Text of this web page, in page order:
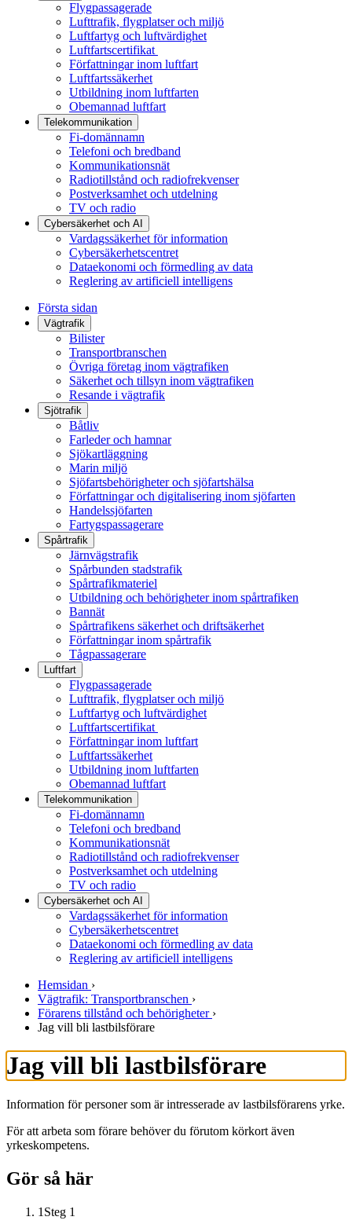
Flygpassagerade
Lufttrafik, flygplatser och miljö
Luftfartyg och luftvärdighet
Luftfartscertifikat
Författningar inom luftfart
Luftfartssäkerhet
Utbildning inom luftfarten
Obemannad luftfart
Telekommunikation
Fi-domännamn
Telefoni och bredband
Kommunikationsnät
Radiotillstånd och radiofrekvenser
Postverksamhet och utdelning
TV och radio
Cybersäkerhet och AI
Vardagssäkerhet för information
Cybersäkerhetscentret
Dataekonomi och förmedling av data
Reglering av artificiell intelligens
Första sidan
Vägtrafik
Bilister
Transportbranschen
Övriga företag inom vägtrafiken
Säkerhet och tillsyn inom vägtrafiken
Resande i vägtrafik
Sjötrafik
Båtliv
Farleder och hamnar
Sjökartläggning
Marin miljö
Sjöfartsbehörigheter och sjöfartshälsa
Författningar och digitalisering inom sjöfarten
Handelssjöfarten
Fartygspassagerare
Spårtrafik
Järnvägstrafik
Spårbunden stadstrafik
Spårtrafikmateriel
Utbildning och behörigheter inom spårtrafiken
Bannät
Spårtrafikens säkerhet och driftsäkerhet
Författningar inom spårtrafik
Tågpassagerare
Luftfart
Flygpassagerade
Lufttrafik, flygplatser och miljö
Luftfartyg och luftvärdighet
Luftfartscertifikat
Författningar inom luftfart
Luftfartssäkerhet
Utbildning inom luftfarten
Obemannad luftfart
Telekommunikation
Fi-domännamn
Telefoni och bredband
Kommunikationsnät
Radiotillstånd och radiofrekvenser
Postverksamhet och utdelning
TV och radio
Cybersäkerhet och AI
Vardagssäkerhet för information
Cybersäkerhetscentret
Dataekonomi och förmedling av data
Reglering av artificiell intelligens
Hemsidan ›
Vägtrafik: Transportbranschen ›
Förarens tillstånd och behörigheter ›
Jag vill bli lastbilsförare
Jag vill bli lastbilsförare
Information för personer som är intresserade av lastbilsförarens yrke.
För att arbeta som förare behöver du förutom körkort även
yrkeskompetens.
Gör så här
1 Steg 1